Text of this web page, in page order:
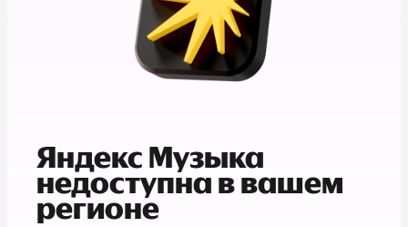
Яндекс Музыка
недоступна в вашем
регионе